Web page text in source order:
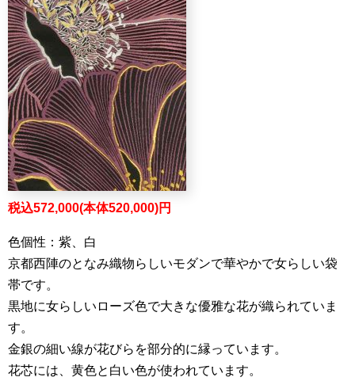
税込572,000(本体520,000)円
色個性：紫、白
京都西陣のとなみ織物らしいモダンで華やかで女らしい袋
帯です。
黒地に女らしいローズ色で大きな優雅な花が織られていま
す。
金銀の細い線が花びらを部分的に縁っています。
花芯には、黄色と白い色が使われています。